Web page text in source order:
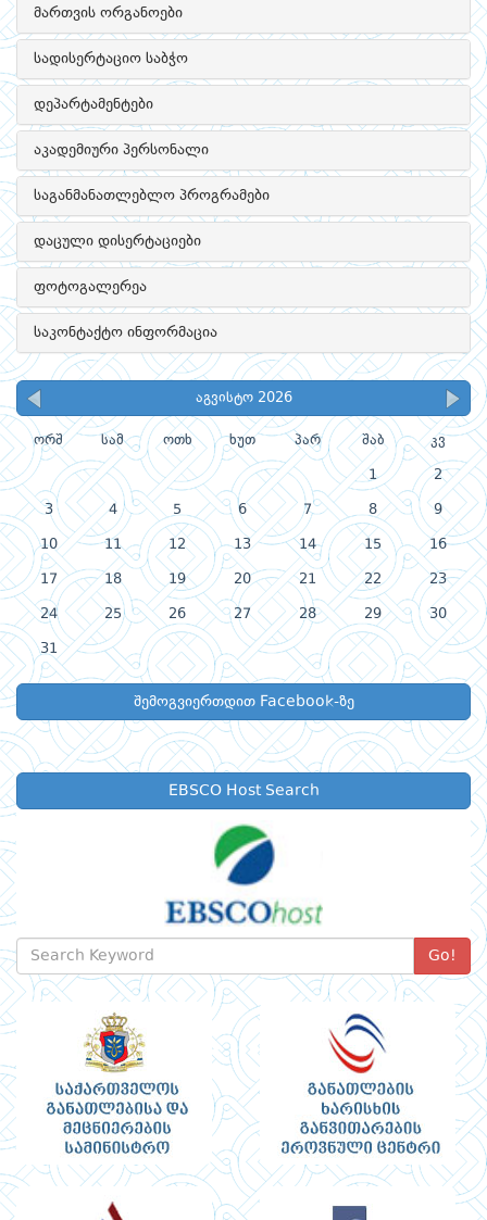
მართვის ორგანოები
სადისერტაციო საბჭო
დეპარტამენტები
აკადემიური პერსონალი
საგანმანათლებლო პროგრამები
დაცული დისერტაციები
ფოტოგალერეა
საკონტაქტო ინფორმაცია
აგვისტო 2026
ორშ სამ ოთხ ხუთ პარ შაბ კვ
1 2
3 4 5 6 7 8 9
10 11 12 13 14 15 16
17 18 19 20 21 22 23
24 25 26 27 28 29 30
31
შემოგვიერთდით Facebook-ზე
EBSCO Host Search
Go!